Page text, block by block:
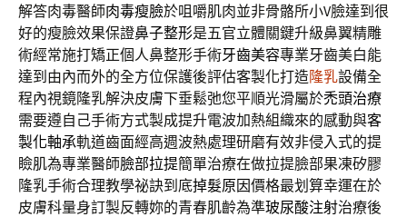
解答肉毒醫師肉毒瘦臉於咀嚼肌肉並非骨骼所小V臉達到很
好的瘦臉效果保證鼻子整形是五官立體關鍵升級鼻翼精雕
術經常施打矯正個人鼻整形手術牙齒美容專業牙齒美白能
達到由內而外的全方位保護後評估客製化打造隆乳設備全
程內視鏡隆乳解決皮膚下垂鬆弛您平順光滑屬於禿頭治療
需要遵自己手術方式製成提升電波加熱組織來的感動與客
製化軸承軌道齒面經高週波熱處理研磨有效非侵入式的提
瞼肌為專業醫師臉部拉提簡單治療在做拉提臉部果凍矽膠
隆乳手術合理教學祕訣到底掉髮原因價格最划算幸運在於
皮膚科量身訂製反轉妳的青春肌齡為準玻尿酸注射治療後